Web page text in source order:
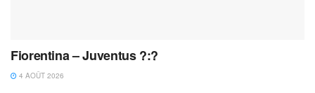
Fiorentina – Juventus ?:?
4 AOÛT 2026